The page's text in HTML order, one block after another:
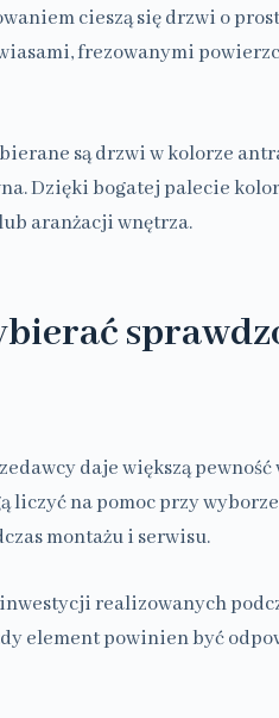
cieszą się drzwi o
frezowanymi
są drzwi w kolorze
Dzięki bogatej palecie
aranżacji wnętrza.
daje większą
liczyć na pomoc przy
montażu i serwisu.
realizowanych
element powinien być